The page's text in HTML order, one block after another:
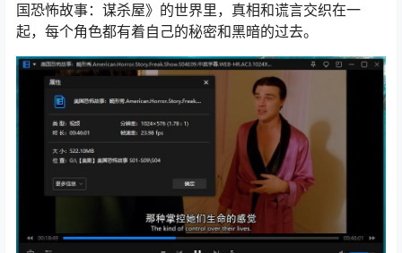
国恐怖故事：谋杀屋》的世界里，真相和谎言交织在一
起，每个角色都有着自己的秘密和黑暗的过去。